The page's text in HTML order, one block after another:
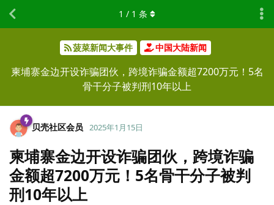
菠菜新闻大事件 中国大陆新闻
柬埔寨金边开设诈骗团伙，跨境诈骗金额超7200万元！5名
骨干分子被判刑10年以上
1 / 1 条
贝壳社区会员 2025年1月15日
柬埔寨金边开设诈骗团伙，跨境诈骗
金额超7200万元！5名骨干分子被判
刑10年以上